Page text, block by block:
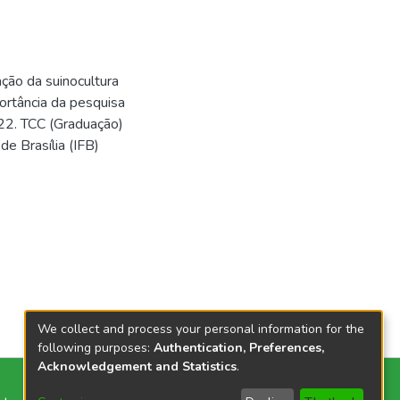
da suinocultura
da pesquisa
TCC (Graduação)
Brasília (IFB)
We collect and process your personal information for the
following purposes: Authentication, Preferences,
Acknowledgement and Statistics.